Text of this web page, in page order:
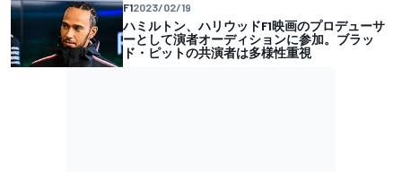
F12023/02/19
ハミルトン、ハリウッドF1映画のプロデューサ
ーとして演者オーディションに参加。ブラッ
ド・ピットの共演者は多様性重視